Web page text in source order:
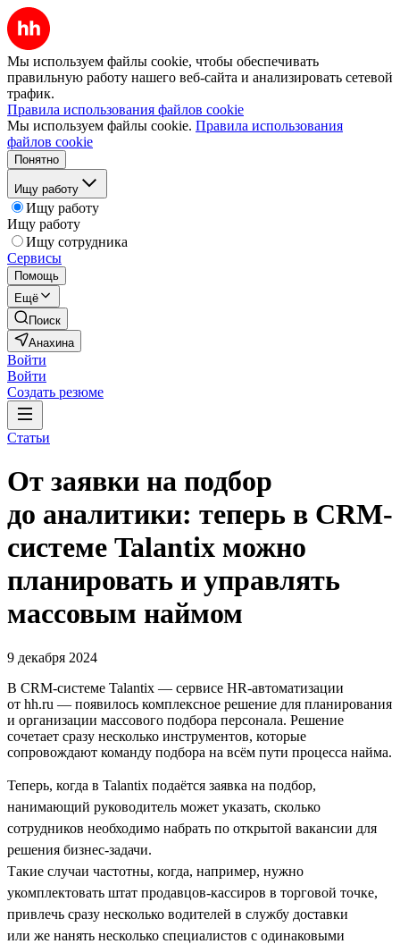
Мы используем файлы cookie, чтобы обеспечивать
правильную работу нашего веб-сайта и анализировать сетевой
трафик.
Правила использования файлов cookie
Мы используем файлы cookie. Правила использования
файлов cookie
Понятно
Ищу работу
Ищу работу
Ищу работу
Ищу сотрудника
Сервисы
Помощь
Ещё
Поиск
Анахина
Войти
Войти
Создать резюме
Статьи
От заявки на подбор
до аналитики: теперь в CRM-
системе Talantix можно
планировать и управлять
массовым наймом
9 декабря 2024
В CRM-системе Talantix — сервисе HR-автоматизации
от hh.ru — появилось комплексное решение для планирования
и организации массового подбора персонала. Решение
сочетает сразу несколько инструментов, которые
сопровождают команду подбора на всём пути процесса найма.
Теперь, когда в Talantix подаётся заявка на подбор,
нанимающий руководитель может указать, сколько
сотрудников необходимо набрать по открытой вакансии для
решения бизнес-задачи.
Такие случаи частотны, когда, например, нужно
укомплектовать штат продавцов-кассиров в торговой точке,
привлечь сразу несколько водителей в службу доставки
или же нанять несколько специалистов с одинаковыми